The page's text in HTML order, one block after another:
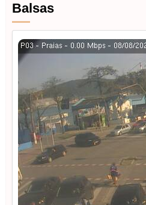
Balsas